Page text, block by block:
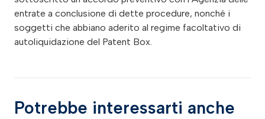
Potrebbe interessarti anche